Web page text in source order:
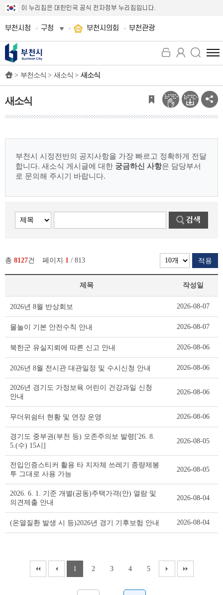
이 누리집은 대한민국 공식 전자정부 누리집입니다.
부천시청 구청 부천시의회 부천관광
전
체
뉴
보
기
> 부천소식 > 새소식 > 새소식
새소식
부천시 시정전반의 공지사항을 가장 빠르고 정확하게 전달
합니다. 새소식 게시글에 대한 궁금하신 사항은 담당부서
로 문의해 주시기 바랍니다.
총 8127건 페이지 1 / 813 적용
리
트
이
제목 작성일
2026년 8월 반상회보 2026-08-07
물놀이 기본 안전수칙 안내 2026-08-07
북한군 유실지뢰에 따른 신고 안내 2026-08-06
2026년 8월 전시관 대관일정 및 수시신청 안내 2026-08-06
2026년 경기도 가정보육 어린이 건강과일 신청
안내
2026-08-06
무더위쉼터 현황 및 연장 운영 2026-08-06
경기도 중부권(부천 등) 오존주의보 발령['26. 8.
5.(수) 15시]
2026-08-05
전입인증스티커 활용 타 지자체 쓰레기 종량제봉
투 그대로 사용 가능
2026-08-05
2026. 6. 1. 기준 개별(공동)주택가격(안) 열람 및
의견제출 안내
2026-08-04
(온열질환 발생 시 등)2026년 경기 기후보험 안내 2026-08-04
1 2 3 4 5